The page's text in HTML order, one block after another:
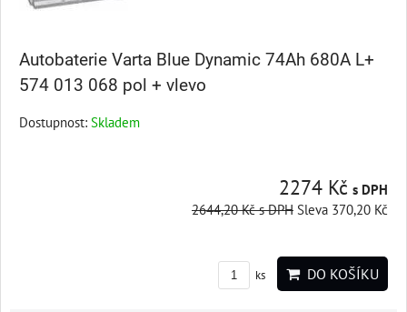
Autobaterie Varta Blue Dynamic 74Ah 680A L+
574 013 068 pol + vlevo
Dostupnost: Skladem
2274 Kč s DPH
2644,20 Kčs DPH Sleva 370,20 Kč
ks DO KOŠÍKU